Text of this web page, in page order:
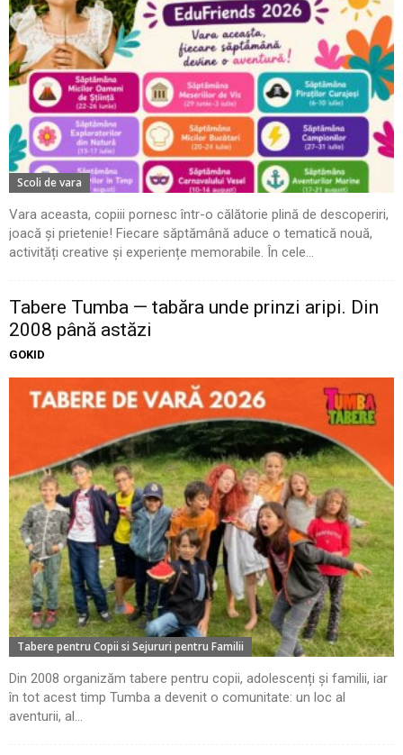
Scoli de vara
Vara aceasta, copiii pornesc într-o călătorie plină de descoperiri,
joacă și prietenie! Fiecare săptămână aduce o tematică nouă,
activități creative și experiențe memorabile. În cele...
Tabere Tumba — tabăra unde prinzi aripi. Din
2008 până astăzi
GOKID
Tabere pentru Copii si Sejururi pentru Familii
Din 2008 organizăm tabere pentru copii, adolescenți și familii, iar
în tot acest timp Tumba a devenit o comunitate: un loc al
aventurii, al...